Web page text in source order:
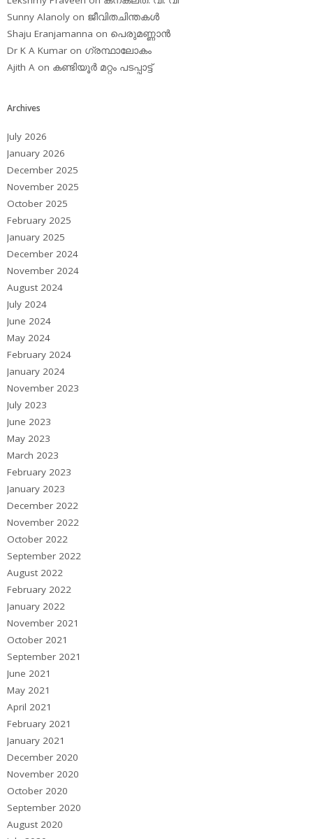
Sunny Alanoly on ജീവിതചിന്തകള്‍
Shaju Eranjamanna on പെരുമണ്ണാന്‍
Dr K A Kumar on ഗ്രന്ഥാലോകം
Ajith A on കണ്ടിയൂര്‍ മറ്റം പടപ്പാട്ട്‌
Archives
July 2026
January 2026
December 2025
November 2025
October 2025
February 2025
January 2025
December 2024
November 2024
August 2024
July 2024
June 2024
May 2024
February 2024
January 2024
November 2023
July 2023
June 2023
May 2023
March 2023
February 2023
January 2023
December 2022
November 2022
October 2022
September 2022
August 2022
February 2022
January 2022
November 2021
October 2021
September 2021
June 2021
May 2021
April 2021
February 2021
January 2021
December 2020
November 2020
October 2020
September 2020
August 2020